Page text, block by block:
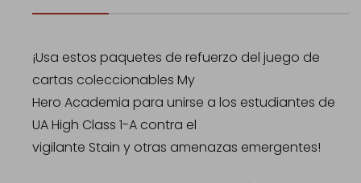
¡Usa estos paquetes de refuerzo del juego de
cartas coleccionables My
Hero Academia para unirse a los estudiantes de
UA High Class 1-A contra el
vigilante Stain y otras amenazas emergentes!